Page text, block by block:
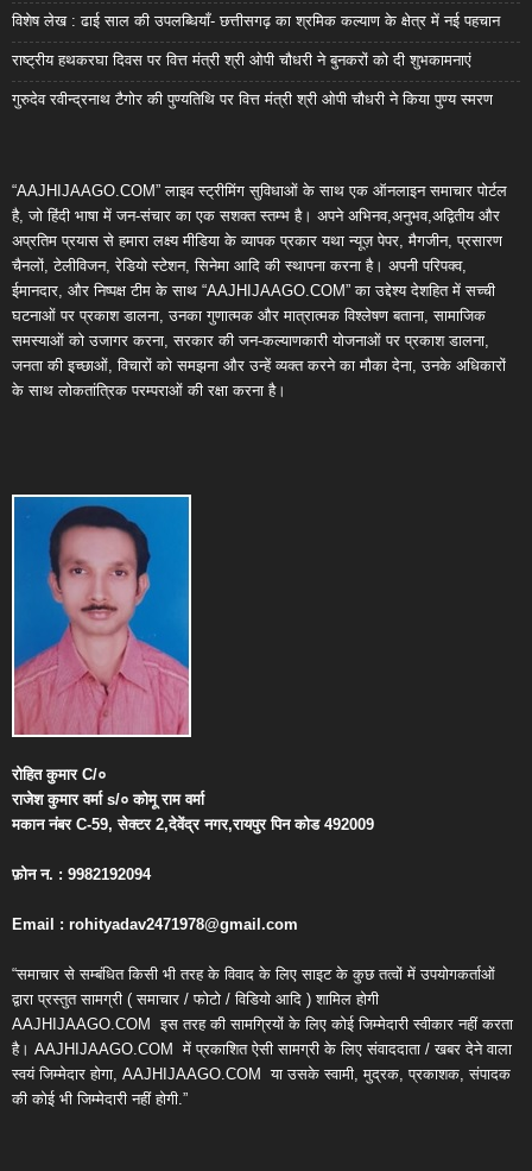
विशेष लेख : ढाई साल की उपलब्धियाँ- छत्तीसगढ़ का श्रमिक कल्याण के क्षेत्र में नई पहचान
राष्ट्रीय हथकरघा दिवस पर वित्त मंत्री श्री ओपी चौधरी ने बुनकरों को दी शुभकामनाएं
गुरुदेव रवीन्द्रनाथ टैगोर की पुण्यतिथि पर वित्त मंत्री श्री ओपी चौधरी ने किया पुण्य स्मरण
“AAJHIJAAGO.COM” लाइव स्ट्रीमिंग सुविधाओं के साथ एक ऑनलाइन समाचार पोर्टल
है, जो हिंदी भाषा में जन-संचार का एक सशक्त स्तम्भ है। अपने अभिनव,अनुभव,अद्वितीय और
अप्रतिम प्रयास से हमारा लक्ष्य मीडिया के व्यापक प्रकार यथा न्यूज़ पेपर, मैगजीन, प्रसारण
चैनलों, टेलीविजन, रेडियो स्टेशन, सिनेमा आदि की स्थापना करना है। अपनी परिपक्व,
ईमानदार, और निष्पक्ष टीम के साथ “AAJHIJAAGO.COM” का उद्देश्य देशहित में सच्ची
घटनाओं पर प्रकाश डालना, उनका गुणात्मक और मात्रात्मक विश्लेषण बताना, सामाजिक
समस्याओं को उजागर करना, सरकार की जन-कल्याणकारी योजनाओं पर प्रकाश डालना,
जनता की इच्छाओं, विचारों को समझना और उन्हें व्यक्त करने का मौका देना, उनके अधिकारों
के साथ लोकतांत्रिक परम्पराओं की रक्षा करना है।
रोहित कुमारC/०
राजेश कुमार वर्माs/० कोमू राम वर्मा
मकान नंबरC-59,सेक्टर2,देवेंद्र नगर,रायपुर पिन कोड492009
फ़ोन न. : 9982192094
Email : rohityadav2471978@gmail.com
“समाचार से सम्बंधित किसी भी तरह के विवाद के लिए साइट के कुछ तत्वों में उपयोगकर्ताओं
द्वारा प्रस्तुत सामग्री ( समाचार / फोटो / विडियो आदि ) शामिल होगी
AAJHIJAAGO.COM इस तरह की सामग्रियों के लिए कोई जिम्मेदारी स्वीकार नहीं करता
है। AAJHIJAAGO.COM में प्रकाशित ऐसी सामग्री के लिए संवाददाता / खबर देने वाला
स्वयं जिम्मेदार होगा, AAJHIJAAGO.COM या उसके स्वामी, मुद्रक, प्रकाशक, संपादक
की कोई भी जिम्मेदारी नहीं होगी.”